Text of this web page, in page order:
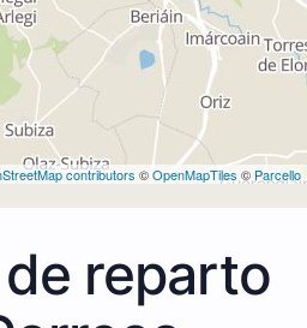
contributors ©OpenMapTiles © Parcello
reparto